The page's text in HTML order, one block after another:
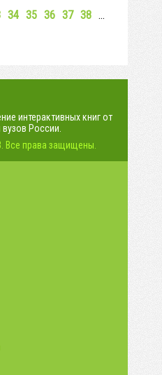
34 35 36 37 38 …
интерактивных книг от
России.
Все права защищены.